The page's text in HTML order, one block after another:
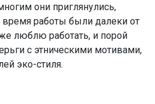
они приглянулись,
время работы были далеки от
люблю работать, и порой
с этническими мотивами,
эко-стиля.